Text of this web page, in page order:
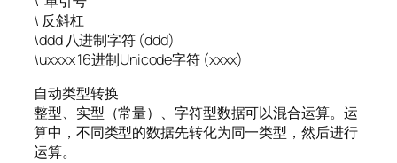
\ 反斜杠
\ddd 八进制字符 (ddd)
\uxxxx 16进制Unicode字符 (xxxx)
自动类型转换
整型、实型（常量）、字符型数据可以混合运算。运
算中，不同类型的数据先转化为同一类型，然后进行
运算。